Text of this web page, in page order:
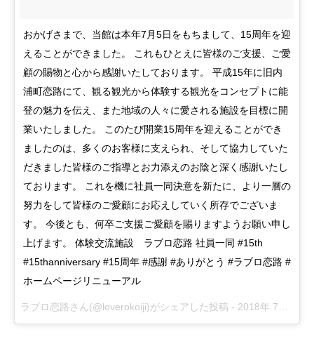
おかげさまで、当館は本年7月5日をもちまして、15周年を迎
えることができました。 これもひとえに皆様のご支援、ご愛
顧の賜物と心から感謝いたしております。 平成15年に旧内
浦町恋路にて、観る観光から体験する観光をコンセプトに能
登の魅力を伝え、また地域の人々に愛される施設を目標に開
業いたしました。 このたび開業15周年を迎えることができ
ましたのは、多くのお客様に支えられ、そして協力していた
だきました皆様のご指導とお力添えのお陰と深く感謝いたし
ております。 これを機に社員一同決意を新たに、より一層の
努力をして皆様のご愛顧にお応えしていく所存でございま
す。 今後とも、何卒ご支援ご愛顧を賜りますようお願い申し
上げます。 体験交流施設 ラブロ恋路 社員一同 #15th
#15thanniversary #15周年 #感謝 #ありがとう #ラブロ恋路 #
ホームページリニューアル
ラブロ恋路さん(@loverokoiji)がシェアした投稿 - 2018年 7月月4日午後7時46分PDT